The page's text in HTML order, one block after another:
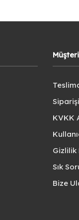
KVKK
Gizlilik
Sık
Bize